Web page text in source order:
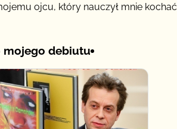
ojcu, który nauczył mnie kochać
mojego debiutu